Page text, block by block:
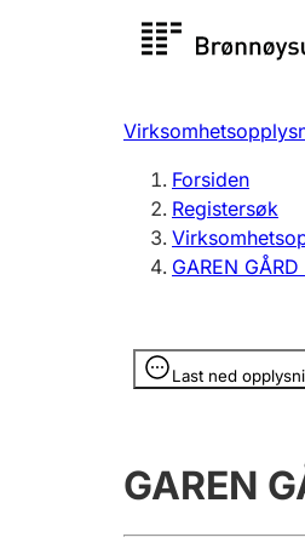
Registersøk
Registrere,
Forsiden
Registersøk
GAREN
Last ned
Opplysninger er
GAREN